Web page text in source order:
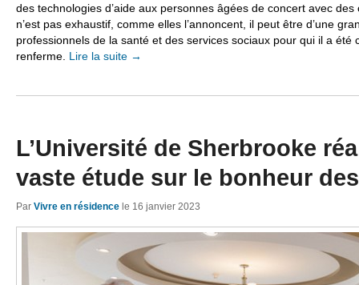
des technologies d’aide aux personnes âgées de concert avec
n’est pas exhaustif, comme elles l’annoncent, il peut être d’une
professionnels de la santé et des services sociaux pour qui il a été
renferme. Lire la suite →
L’Université de Sherbrooke
vaste étude sur le bonheur
Par Vivre en résidence le 16 janvier 2023